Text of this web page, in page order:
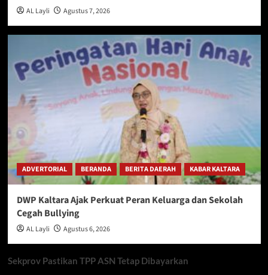
AL Layli Agustus 7, 2026
ADVERTORIAL BERANDA BERITA DAERAH KABAR KALTARA
DWP Kaltara Ajak Perkuat Peran Keluarga dan Sekolah
Cegah Bullying
AL Layli Agustus 6, 2026
Sekprov Pastikan TPP ASN Tetap Dibayarkan